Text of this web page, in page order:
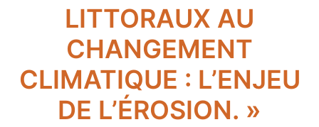
LITTORAUX AU
CHANGEMENT
CLIMATIQUE : L’ENJEU
DE L’ÉROSION. »